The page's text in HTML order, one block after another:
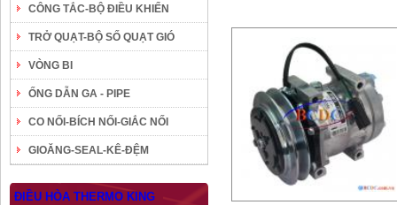
CÔNG TẮC-BỘ ĐIỀU KHIỂN
TRỞ QUẠT-BỘ SỐ QUẠT GIÓ
VÒNG BI
ỐNG DẪN GA - PIPE
CO NỐI-BÍCH NỐI-GIẮC NỐI
GIOĂNG-SEAL-KÊ-ĐỆM
ĐIỀU HÒA THERMO KING